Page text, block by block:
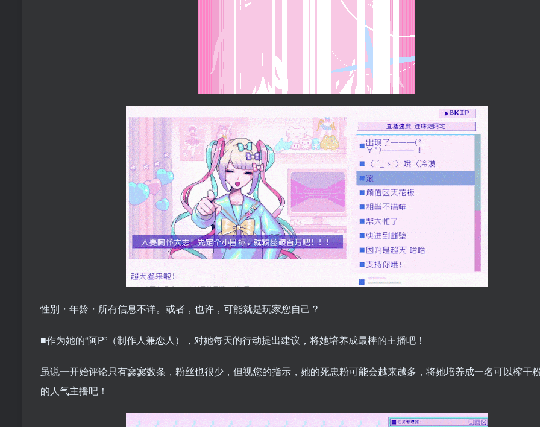
性別・年龄・所有信息不详。或者，也许，可能就是玩家您自己？
■作为她的“阿P”（制作人兼恋人），对她每天的行动提出建议，将她培养成最棒的主播吧！
虽说一开始评论只有寥寥数条，粉丝也很少，但视您的指示，她的死忠粉可能会越来越多，将她培养成一名可以榨干
的人气主播吧！